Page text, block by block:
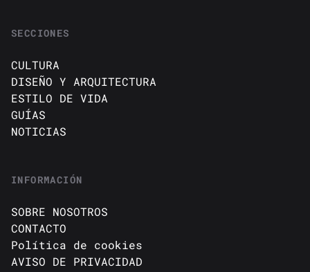
SECCIONES
CULTURA
DISEÑO Y ARQUITECTURA
ESTILO DE VIDA
GUÍAS
NOTICIAS
INFORMACIÓN
SOBRE NOSOTROS
CONTACTO
Política de cookies
AVISO DE PRIVACIDAD